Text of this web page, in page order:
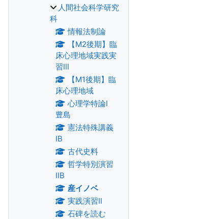
人間社会科学研究
科
情報法制論
【M2後期】臨
床心理地域実践実
習Ⅲ
【M1後期】臨
床心理地域
心理学特論Ⅰ
豊島
憲法特殊講義
IB
古代史料
哲学特別演習
ⅡB
産イノベ
実践演習Ⅱ
石碑を読む